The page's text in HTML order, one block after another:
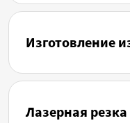
Изготовление
Лазерная